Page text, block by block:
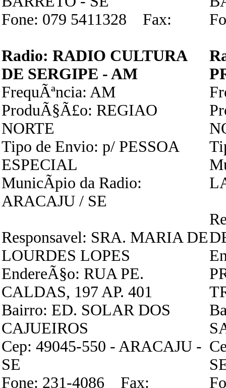
Fone: 079 5411328 Fax:
Radio: RADIO CULTURA
DE SERGIPE - AM
FrequÃªncia: AM
ProduÃ§Ã£o: REGIAO
NORTE
Tipo de Envio: p/ PESSOA
ESPECIAL
MunicÃ­pio da Radio:
ARACAJU / SE
Responsavel: SRA. MARIA DE
LOURDES LOPES
EndereÃ§o: RUA PE.
CALDAS, 197 AP. 401
Bairro: ED. SOLAR DOS
CAJUEIROS
Cep: 49045-550 - ARACAJU -
SE
Fone: 231-4086 Fax: